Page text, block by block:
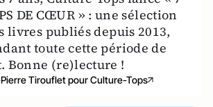
DE CŒUR » : une sélection
livres publiés depuis 2013,
toute cette période de
Bonne (re)lecture !
Tirouflet pour Culture-Tops